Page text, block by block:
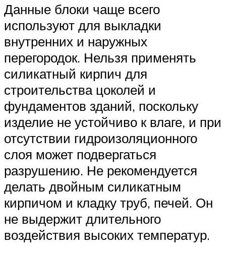
Данные блоки чаще всего
используют для выкладки
внутренних и наружных
перегородок. Нельзя применять
силикатный кирпич для
строительства цоколей и
фундаментов зданий, поскольку
изделие не устойчиво к влаге, и при
отсутствии гидроизоляционного
слоя может подвергаться
разрушению. Не рекомендуется
делать двойным силикатным
кирпичом и кладку труб, печей. Он
не выдержит длительного
воздействия высоких температур.